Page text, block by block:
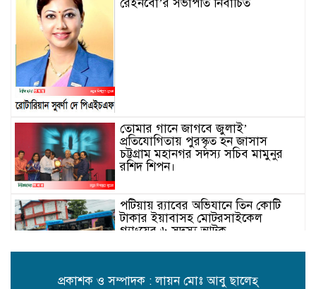
রেইনবো’র সভাপতি নির্বাচিত
তোমার গানে জাগবে জুলাই’
প্রতিযোগিতায় পুরস্কৃত হন জাসাস
চট্টগ্রাম মহানগর সদস‌্য স‌চিব মামুনুর
রশিদ শিপন।
পটিয়ায় র‍্যাবের অভিযানে তিন কোটি
টাকার ইয়াবাসহ মোটরসাইকেল
গ্যাংয়ের ৬ সদস্য আটক
প্রকাশক ও সম্পাদক : লায়ন মোঃ আবু ছালেহ্